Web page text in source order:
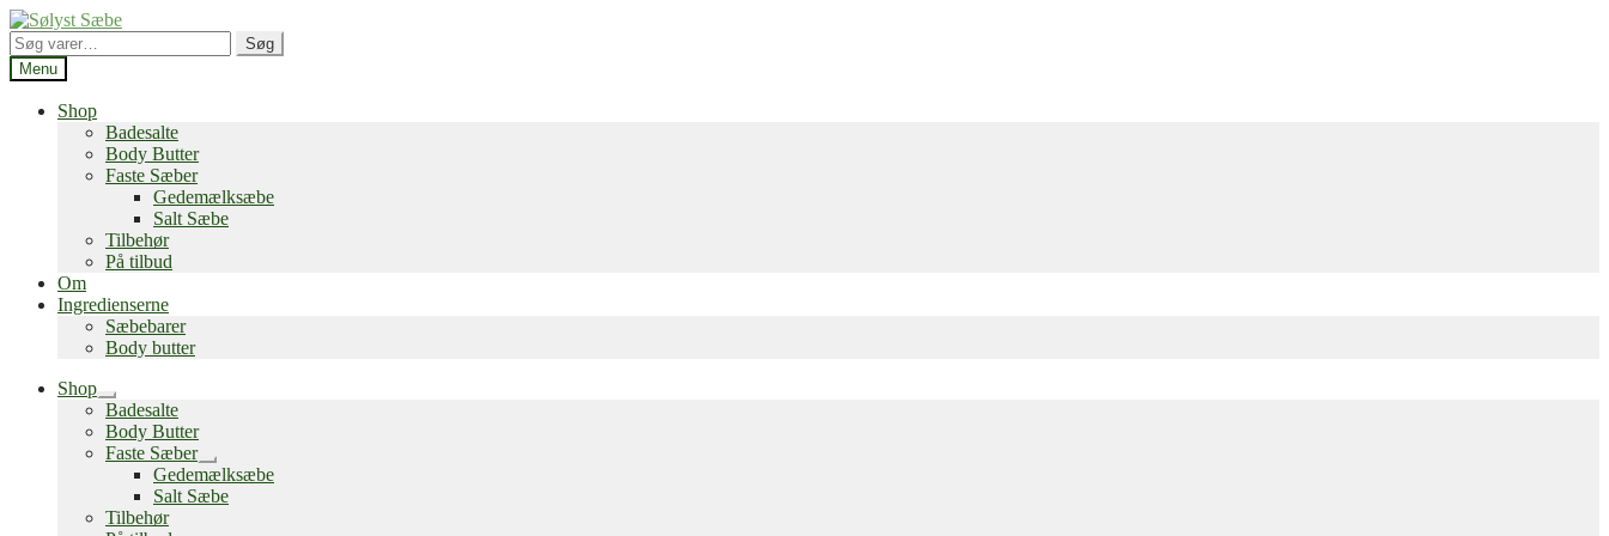
Spring
til
navigation
Spring
til
indhold
Søg
efter:
Søg
Menu
Shop
Badesalte
Body Butter
Faste Sæber
Gedemælksæbe
Salt Sæbe
Tilbehør
På tilbud
Om
Ingredienserne
Sæbebarer
Body butter
Shop
Udfold
undermenu
Badesalte
Body Butter
Faste Sæber
Udfold
undermenu
Gedemælksæbe
Salt Sæbe
Tilbehør